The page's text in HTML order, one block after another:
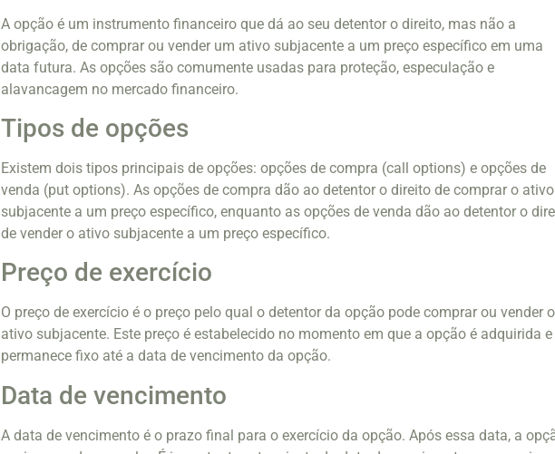
A opção é um instrumento financeiro que dá ao seu detentor o direito, mas não a
obrigação, de comprar ou vender um ativo subjacente a um preço específico em uma
data futura. As opções são comumente usadas para proteção, especulação e
alavancagem no mercado financeiro.
Tipos de opções
Existem dois tipos principais de opções: opções de compra (call options) e opções de
venda (put options). As opções de compra dão ao detentor o direito de comprar o ativo
subjacente a um preço específico, enquanto as opções de venda dão ao detentor o
de vender o ativo subjacente a um preço específico.
Preço de exercício
O preço de exercício é o preço pelo qual o detentor da opção pode comprar ou vender o
ativo subjacente. Este preço é estabelecido no momento em que a opção é adquirida e
permanece fixo até a data de vencimento da opção.
Data de vencimento
A data de vencimento é o prazo final para o exercício da opção. Após essa data, a